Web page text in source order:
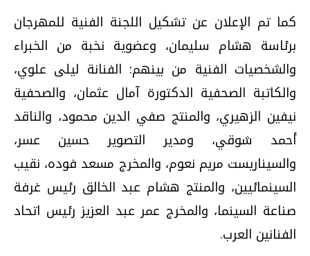
كما تم الإعلان عن تشكيل اللجنة الفنية للمهرجان
برئاسة هشام سليمان، وعضوية نخبة من الخبراء
والشخصيات الفنية من بينهم: الفنانة ليلى علوي،
والكاتبة الصحفية الدكتورة آمال عثمان، والصحفية
نيفين الزهيري، والمنتج صفي الدين محمود، والناقد
أحمد شوقي، ومدير التصوير حسين عسر،
والسيناريست مريم نعوم، والمخرج مسعد فوده، نقيب
السينمائيين، والمنتج هشام عبد الخالق رئيس غرفة
صناعة السينما، والمخرج عمر عبد العزيز رئيس اتحاد
الفنانين العرب.